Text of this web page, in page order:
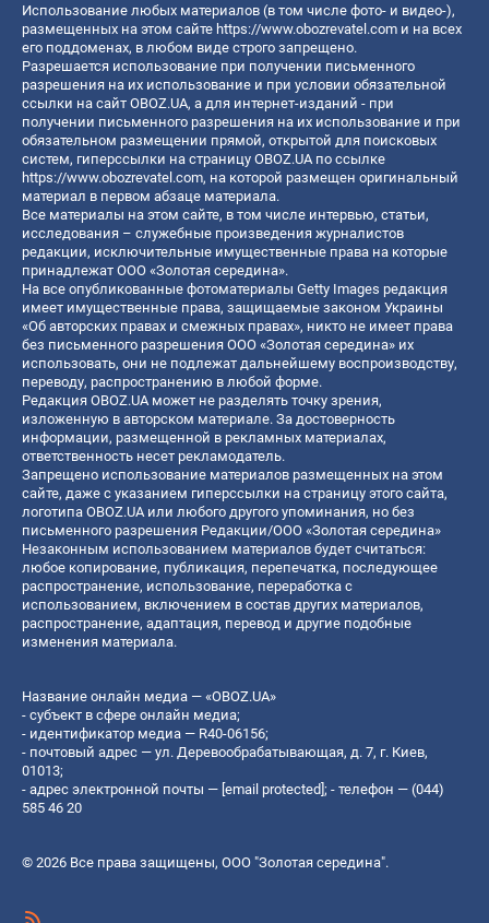
Использование любых материалов (в том числе фото- и видео-),
размещенных на этом сайте https://www.obozrevatel.com и на всех
его поддоменах, в любом виде строго запрещено.
Разрешается использование при получении письменного
разрешения на их использование и при условии обязательной
ссылки на сайт OBOZ.UA, а для интернет-изданий - при
получении письменного разрешения на их использование и при
обязательном размещении прямой, открытой для поисковых
систем, гиперссылки на страницу OBOZ.UA по ссылке
https://www.obozrevatel.com, на которой размещен оригинальный
материал в первом абзаце материала.
Все материалы на этом сайте, в том числе интервью, статьи,
исследования – служебные произведения журналистов
редакции, исключительные имущественные права на которые
принадлежат ООО «Золотая середина».
На все опубликованные фотоматериалы Getty Images редакция
имеет имущественные права, защищаемые законом Украины
«Об авторских правах и смежных правах», никто не имеет права
без письменного разрешения ООО «Золотая середина» их
использовать, они не подлежат дальнейшему воспроизводству,
переводу, распространению в любой форме.
Редакция OBOZ.UA может не разделять точку зрения,
изложенную в авторском материале. За достоверность
информации, размещенной в рекламных материалах,
ответственность несет рекламодатель.
Запрещено использование материалов размещенных на этом
сайте, даже с указанием гиперссылки на страницу этого сайта,
логотипа OBOZ.UA или любого другого упоминания, но без
письменного разрешения Редакции/ООО «Золотая середина»
Незаконным использованием материалов будет считаться:
любое копирование, публикация, перепечатка, последующее
распространение, использование, переработка с
использованием, включением в состав других материалов,
распространение, адаптация, перевод и другие подобные
изменения материала.
Название онлайн медиа — «OBOZ.UA»
- субъект в сфере онлайн медиа;
- идентификатор медиа — R40-06156;
- почтовый адрес — ул. Деревообрабатывающая, д. 7, г. Киев,
01013;
- адрес электронной почты — [email protected]; - телефон — (044)
585 46 20
© 2026 Все права защищены, ООО "Золотая середина".